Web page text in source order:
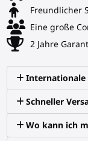
Freundlicher
Eine große
2 Jahre
Internationale
Schneller
Wo kann ich